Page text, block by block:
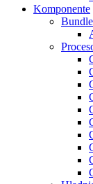
Komponente